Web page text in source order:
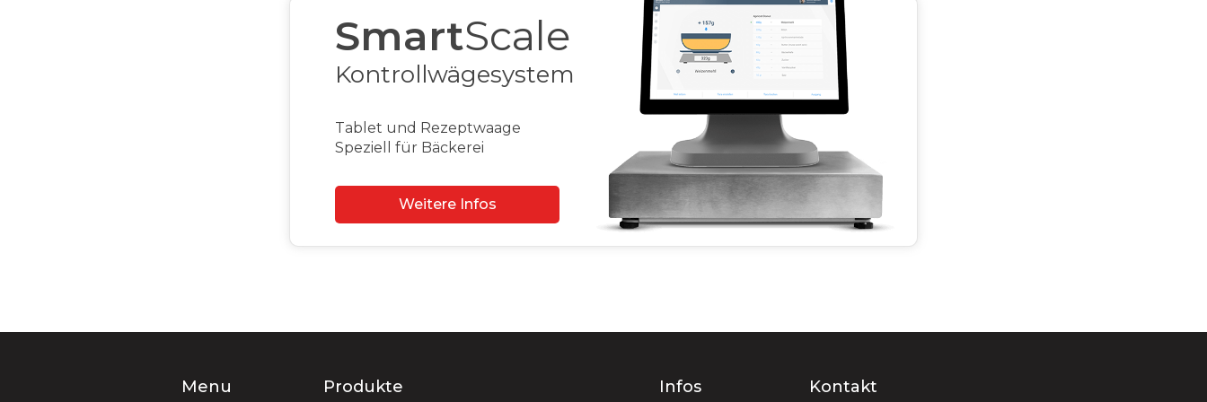
CashAssist
MobileWaiter
Bestellterminal für Café
Weitere Infos
Menu Produkte Infos Kontakt